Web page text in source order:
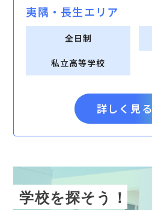
夷隅・⻑⽣エリア
全日制
私立高等学校
詳しく見る
学校を探そう！